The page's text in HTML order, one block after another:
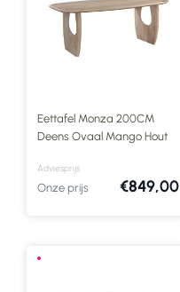
Eettafel Monza 200CM
Deens Ovaal Mango Hout
Adviesprijs
Onze prijs €849,00